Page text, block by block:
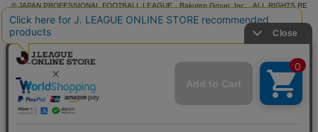
© JAPAN PROFESSIONAL FOOTBALL LEAGUE Rakuten Group, Inc. ALL RIGHTS RE
SERVED.